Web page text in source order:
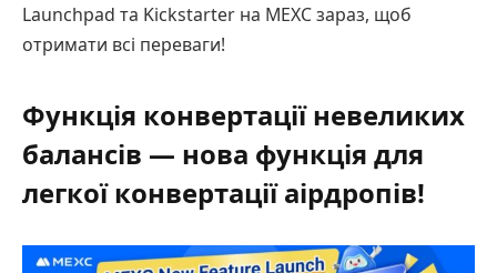
Launchpad та Kickstarter на MEXC зараз, щоб
отримати всі переваги!
Функція конвертації невеликих
балансів — нова функція для
легкої конвертації аірдропів!